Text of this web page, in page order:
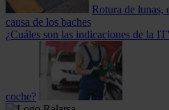
Rotura de lunas,
causa de los baches
¿Cuáles son las indicaciones de la
coche?